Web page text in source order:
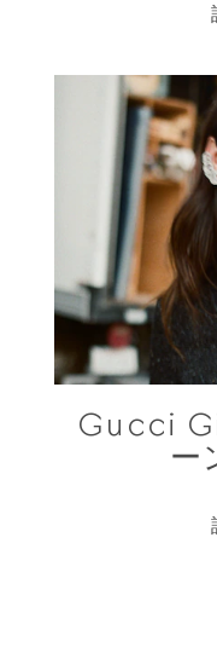
Gucci
ー